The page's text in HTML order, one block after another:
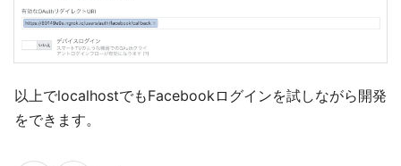
以上でlocalhostでもFacebookログインを試しながら開発
をできます。